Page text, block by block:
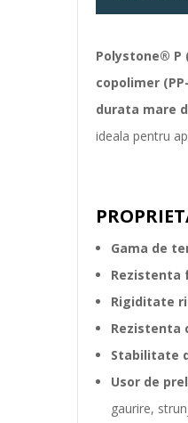
Polystone® P
copolimer
durata mare
ideala pentru
Gama de
Rezistenta
Rigiditate
Rezistenta
Stabilitate
Usor de
gaurire,